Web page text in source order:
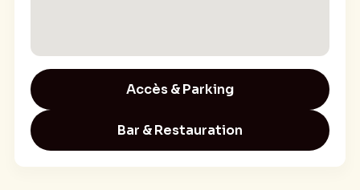
Accès & Parking
Bar & Restauration